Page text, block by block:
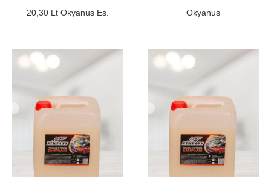
20,30 Lt Okyanus Es.
Okyanus